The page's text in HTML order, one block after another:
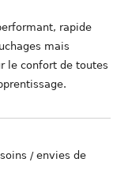
rapide
mais
le confort de toutes
/ envies de